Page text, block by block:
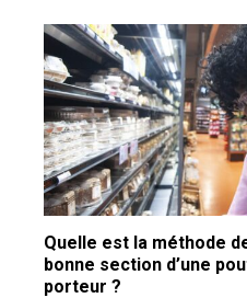
Quelle est la méthode
bonne section d’une
porteur ?